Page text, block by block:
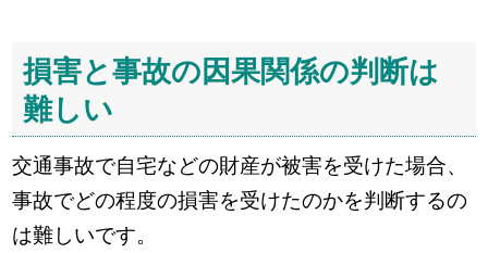
損害と事故の因果関係の判断は
難しい
交通事故で自宅などの財産が被害を受けた場合、
事故でどの程度の損害を受けたのかを判断するの
は難しいです。